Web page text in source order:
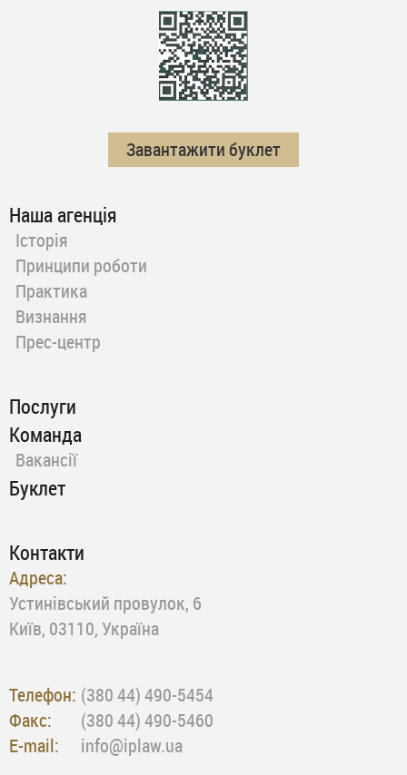
Завантажити буклет
Наша агенція
Історія
Принципи роботи
Практика
Визнання
Прес-центр
Послуги
Команда
Вакансії
Буклет
Контакти
Адреса:
Устинівський провулок, 6
Київ, 03110, Україна
Телефон: (380 44) 490-5454
Факс:
(380 44) 490-5460
E-mail:
info@iplaw.ua